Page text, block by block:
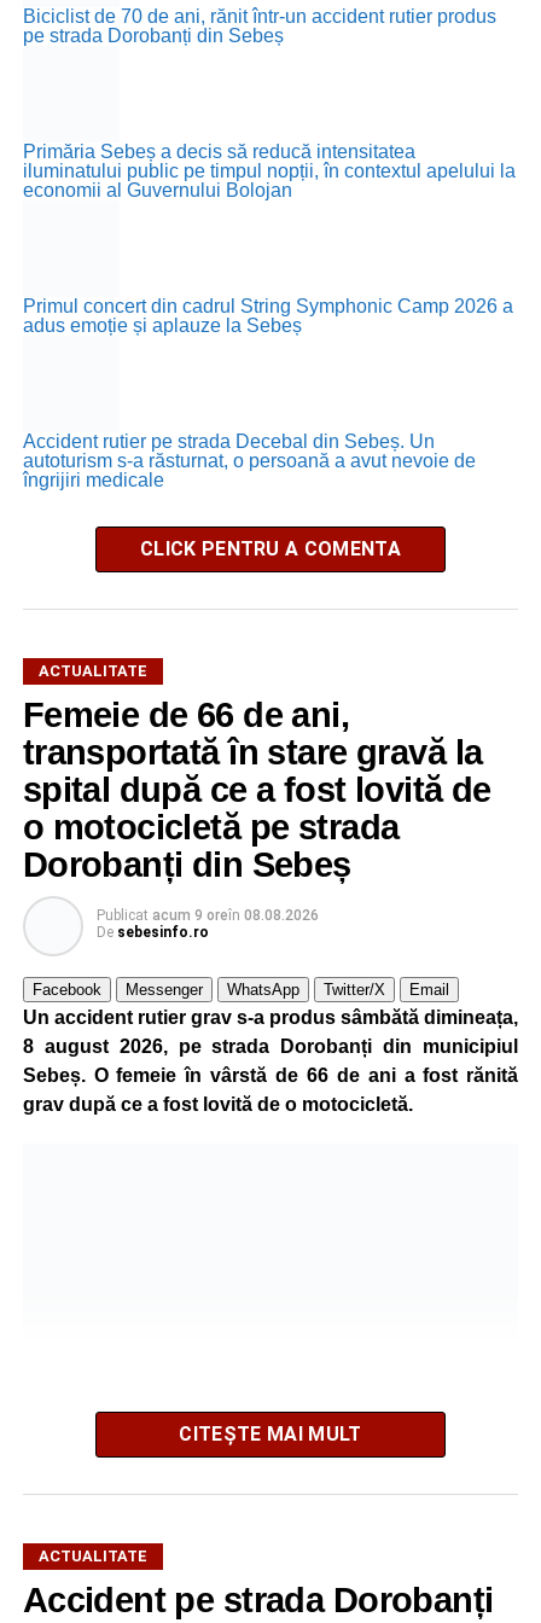
Biciclist de 70 de ani, rănit într-un accident rutier produs
pe strada Dorobanți din Sebeș
Primăria Sebeș a decis să reducă intensitatea
iluminatului public pe timpul nopții, în contextul apelului la
economii al Guvernului Bolojan
Primul concert din cadrul String Symphonic Camp 2026 a
adus emoție și aplauze la Sebeș
Accident rutier pe strada Decebal din Sebeș. Un
autoturism s-a răsturnat, o persoană a avut nevoie de
îngrijiri medicale
CLICK PENTRU A COMENTA
ACTUALITATE
Femeie de 66 de ani,
transportată în stare gravă la
spital după ce a fost lovită de
o motocicletă pe strada
Dorobanți din Sebeș
Publicat acum 9 oreîn 08.08.2026
De sebesinfo.ro
Facebook Messenger WhatsApp Twitter/X Email
Un accident rutier grav s-a produs sâmbătă dimineața,
8 august 2026, pe strada Dorobanți din municipiul
Sebeș. O femeie în vârstă de 66 de ani a fost rănită
grav după ce a fost lovită de o motocicletă.
09:39, Poliția Municipiului Sebeș a fost sesizată, prin
SNUAU 112, cu privire la producerea unui eveniment
rutier soldat cu victime.
CITEȘTE MAI MULT
ACTUALITATE
Accident pe strada Dorobanți